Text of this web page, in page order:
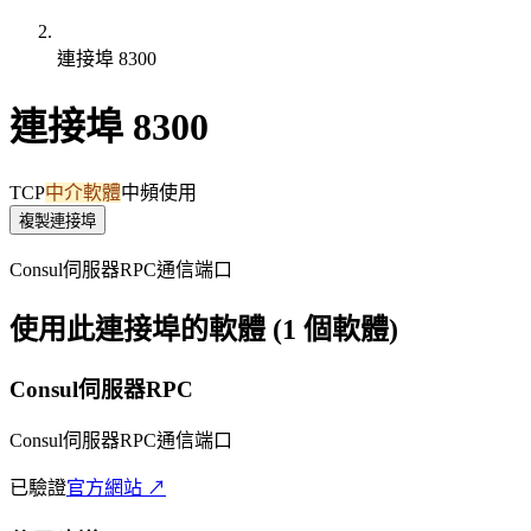
連接埠 8300
連接埠 8300
TCP中介軟體中頻使用
複製連接埠
Consul伺服器RPC通信端口
使用此連接埠的軟體 (1 個軟體)
Consul伺服器RPC
Consul伺服器RPC通信端口
已驗證官方網站 ↗